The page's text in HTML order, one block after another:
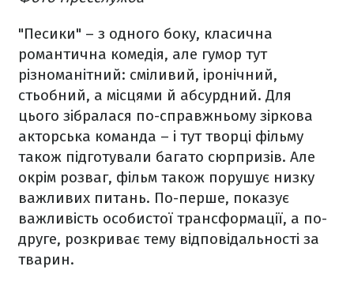
"Песики" – з одного боку, класична
романтична комедія, але гумор тут
різноманітний: сміливий, іронічний,
стьобний, а місцями й абсурдний. Для
цього зібралася по-справжньому зіркова
акторська команда – і тут творці фільму
також підготували багато сюрпризів. Але
окрім розваг, фільм також порушує низку
важливих питань. По-перше, показує
важливість особистої трансформації, а по-
друге, розкриває тему відповідальності за
тварин.